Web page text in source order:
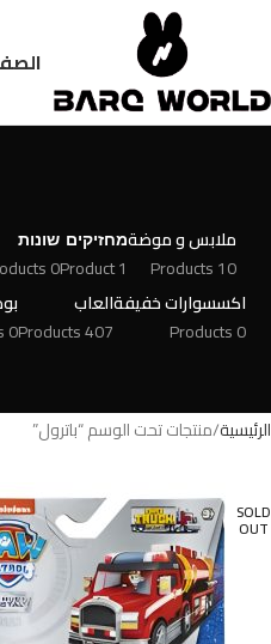
ملابس و موضة
10 Products
מחזיקים
1 Product
שונות
0 Products
اكسسوارات خفيفة
0 Products
العاب
407 Products
0 Products
الرئيسية منتجات تحت الوسم “باترول”
SOLD
OUT